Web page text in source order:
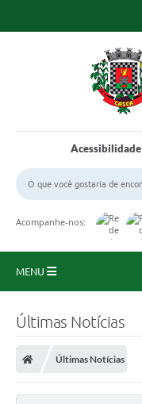
Acessibilidade
Acompanhe-nos:
MENU
Imprensa
Últimas Notícias
Últimas Notícias